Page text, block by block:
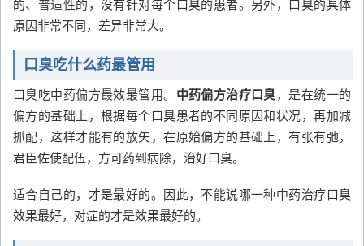
原因非常不同，差异非常大。
口臭吃什么药最管用
口臭吃中药偏方最效最管用。 中药偏方治疗口臭，是在统一的
偏方的基础上，根据每个口臭患者的不同原因和状况，再加减
抓配，这样才能有的放矢，在原始偏方的基础上，有张有弛，
君臣佐使配伍，方可药到病除，治好口臭。
适合自己的，才是最好的。因此，不能说哪一种中药治疗口臭
效果最好，对症的才是效果最好的。